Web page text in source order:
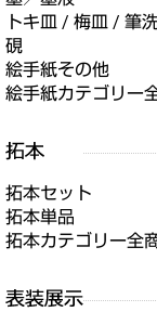
トキ皿 / 梅皿 / 筆
硯
絵手紙その他
絵手紙カテゴリー
拓本セット
拓本単品
拓本カテゴリー全